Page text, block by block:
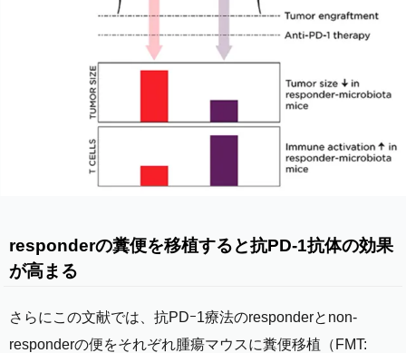
mouse models suggest that the gut microbiome mo
dulates tumor response to checkpoint blockade imm
unotherapy; however, this has not been well-charact
erized in human cancer patients. Here we examined
the oral and gut microbiome of melanoma patients u
ndergoing anti–programmed cell death 1 protein (PD-
1) immunotherapy ( n = 112). Significant differences
were observed in the diversity and composition of th
e patient gut microbiome of responders versus nonr
esponders. Analysis of patient fecal microbiome sa
mples ( n = 43, 30 responders, 13 nonresponders) s
ccaceae family ( P < 0.01) in responding patients. M
etagenomic studies revealed functional differences i
n gut bacteria in responders, including enrichment of
anced systemic and antitumor immunity in respondi
ng patients with a favorable gut microbiome as well
as in germ-free mice receiving fecal transplants fro
responderの糞便を移植すると抗PD-1抗体の効果
が高まる
さらにこの文献では、抗PDｰ1療法のresponderとnon-
responderの便をそれぞれ腫瘍マウスに糞便移植（FMT: